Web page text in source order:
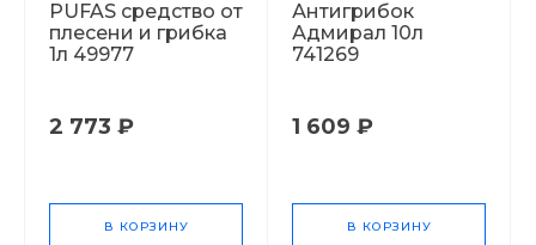
PUFAS cредство от
плесени и грибка
1л 49977
2 773 ₽
В КОРЗИНУ
Антигрибок
Адмирал 10л
741269
1 609 ₽
В КОРЗИНУ